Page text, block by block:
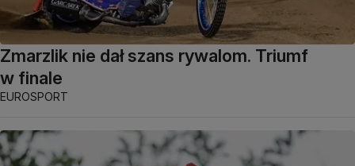
Zmarzlik nie dał szans rywalom. Triumf
w finale
EUROSPORT